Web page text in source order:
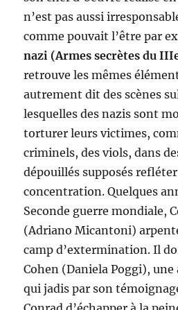
n’est pas aussi
comme pouvait l’être par
nazi (Armes secrètes du
retrouve les mêmes
autrement dit des scènes
lesquelles des nazis sont
torturer leurs victimes,
criminels, des viols, dans
dépouillés supposés refléter
concentration. Quelques
Seconde guerre mondiale,
(Adriano Micantoni)
camp d’extermination. Il
Cohen (Daniela Poggi),
qui jadis par son